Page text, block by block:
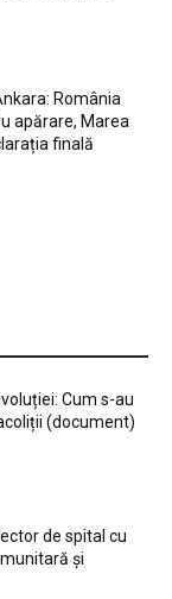
România
apărare, Marea
finală
Cum s-au
(document)
de spital cu
și